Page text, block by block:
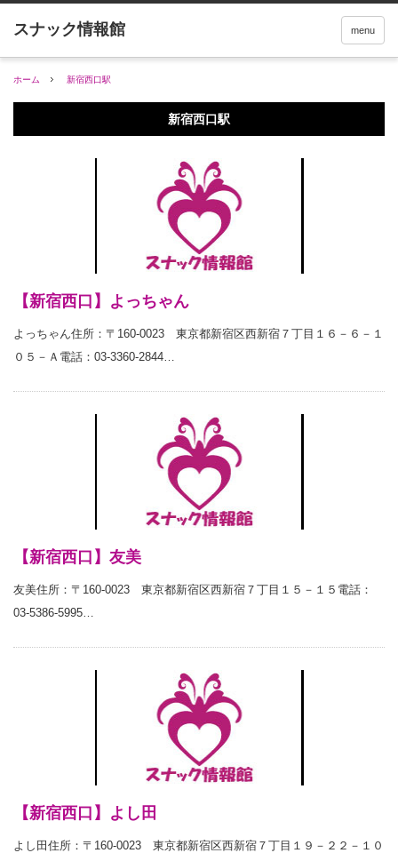
menu
ホーム 新宿西口駅
新宿西口駅
【新宿西口】よっちゃん
よっちゃん住所：〒160-0023 東京都新宿区西新宿７丁目１６－６－１
０５－Ａ電話：03-3360-2844…
【新宿西口】友美
友美住所：〒160-0023 東京都新宿区西新宿７丁目１５－１５電話：
03-5386-5995…
【新宿西口】よし田
よし田住所：〒160-0023 東京都新宿区西新宿７丁目１９－２２－１０